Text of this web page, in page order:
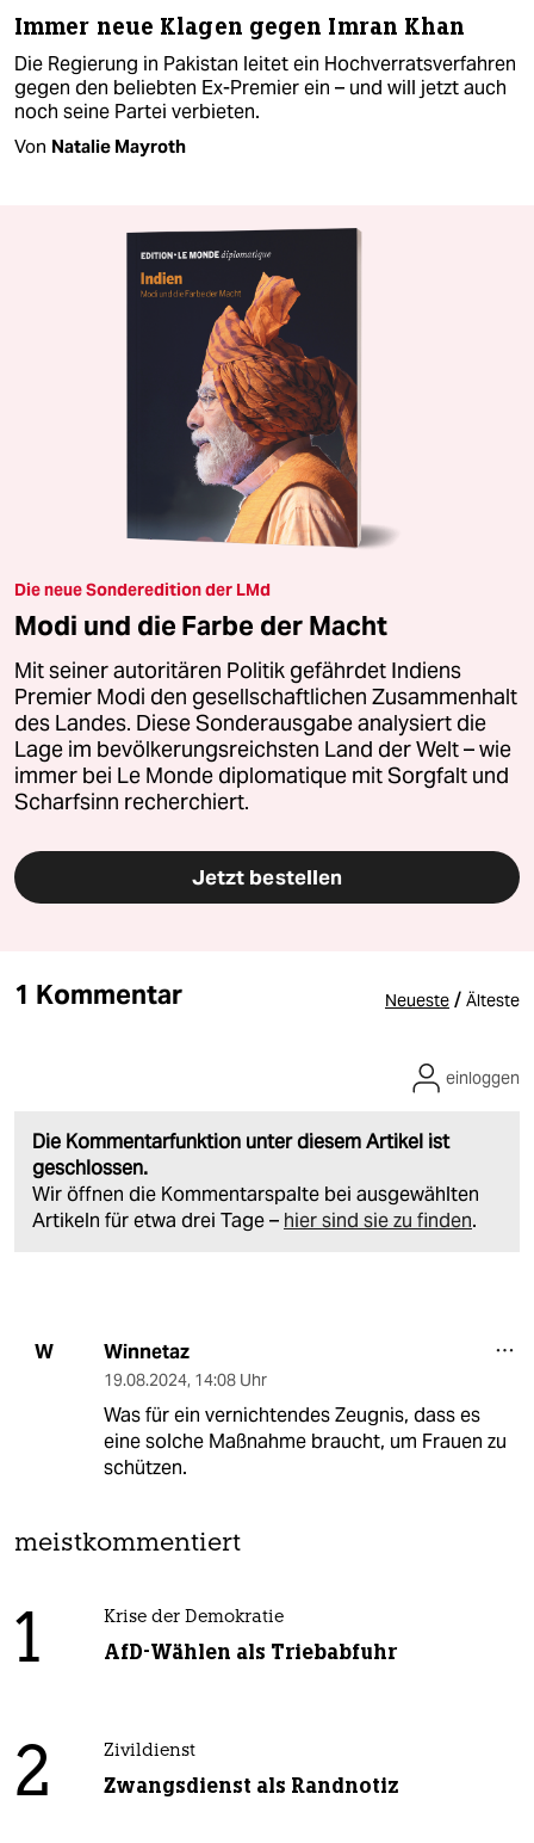
Immer neue Klagen gegen Imran Khan
Die Regierung in Pakistan leitet ein Hochverratsverfahren
gegen den beliebten Ex-Premier ein – und will jetzt auch
noch seine Partei verbieten.
Von Natalie Mayroth
Die neue Sonderedition der LMd
Modi und die Farbe der Macht
Mit seiner autoritären Politik gefährdet Indiens
Premier Modi den gesellschaftlichen Zusammenhalt
des Landes. Diese Sonderausgabe analysiert die
Lage im bevölkerungsreichsten Land der Welt – wie
immer bei Le Monde diplomatique mit Sorgfalt und
Scharfsinn recherchiert.
Jetzt bestellen
1 Kommentar Neueste / Älteste
Die Kommentarfunktion unter diesem Artikel ist
geschlossen.
Wir öffnen die Kommentarspalte bei ausgewählten
Artikeln für etwa drei Tage – hier sind sie zu finden.
einloggen
W Winnetaz
19.08.2024, 14:08 Uhr
Was für ein vernichtendes Zeugnis, dass es
eine solche Maßnahme braucht, um Frauen zu
schützen.
meistkommentiert
1 Krise der Demokratie
AfD-Wählen als Triebabfuhr
2 Zivildienst
Zwangsdienst als Randnotiz